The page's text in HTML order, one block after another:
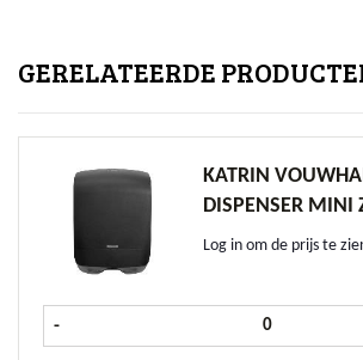
GERELATEERDE
KATRIN
DISPENSER MINI
Log in om de prijs te
- Katrin